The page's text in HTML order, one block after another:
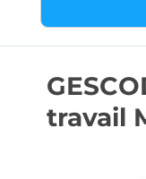
travail